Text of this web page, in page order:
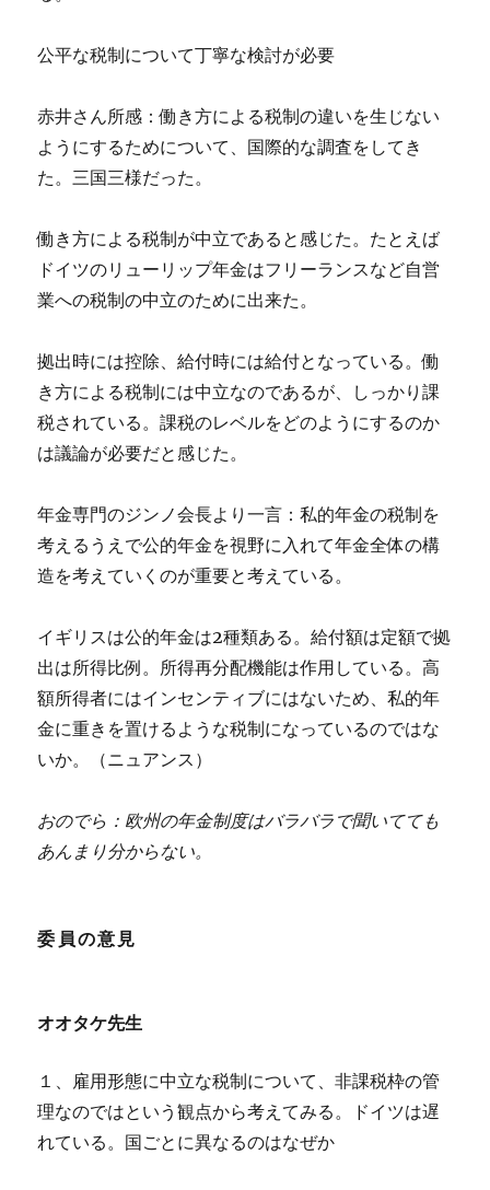
公平な税制について丁寧な検討が必要
赤井さん所感：働き方による税制の違いを生じない
ようにするためについて、国際的な調査をしてき
た。三国三様だった。
働き方による税制が中立であると感じた。たとえば
ドイツのリューリップ年金はフリーランスなど自営
業への税制の中立のために出来た。
拠出時には控除、給付時には給付となっている。働
き方による税制には中立なのであるが、しっかり課
税されている。課税のレベルをどのようにするのか
は議論が必要だと感じた。
年金専門のジンノ会長より一言：私的年金の税制を
考えるうえで公的年金を視野に入れて年金全体の構
造を考えていくのが重要と考えている。
イギリスは公的年金は2種類ある。給付額は定額で拠
出は所得比例。所得再分配機能は作用している。高
額所得者にはインセンティブにはないため、私的年
金に重きを置けるような税制になっているのではな
いか。（ニュアンス）
おのでら：欧州の年金制度はバラバラで聞いてても
あんまり分からない。
委員の意見
オオタケ先生
１、雇用形態に中立な税制について、非課税枠の管
理なのではという観点から考えてみる。ドイツは遅
れている。国ごとに異なるのはなぜか